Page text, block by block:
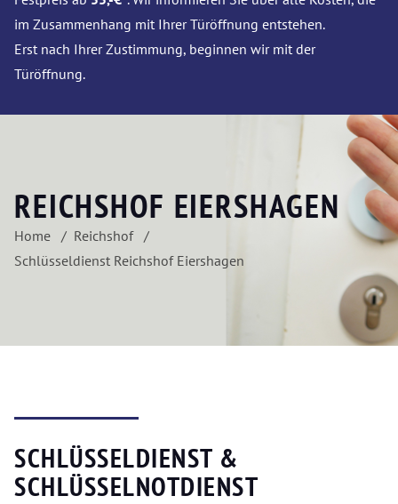
im Zusammenhang mit Ihrer Türöffnung entstehen.
Erst nach Ihrer Zustimmung, beginnen wir mit der
Türöffnung.
REICHSHOF EIERSHAGEN
Home
Reichshof
Schlüsseldienst Reichshof Eiershagen
SCHLÜSSELDIENST &
SCHLÜSSELNOTDIENST